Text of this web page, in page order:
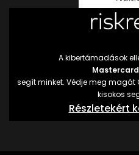
A kibertámadások
Mastercard
segít minket. Védje meg magát
kisokos
Részletekért